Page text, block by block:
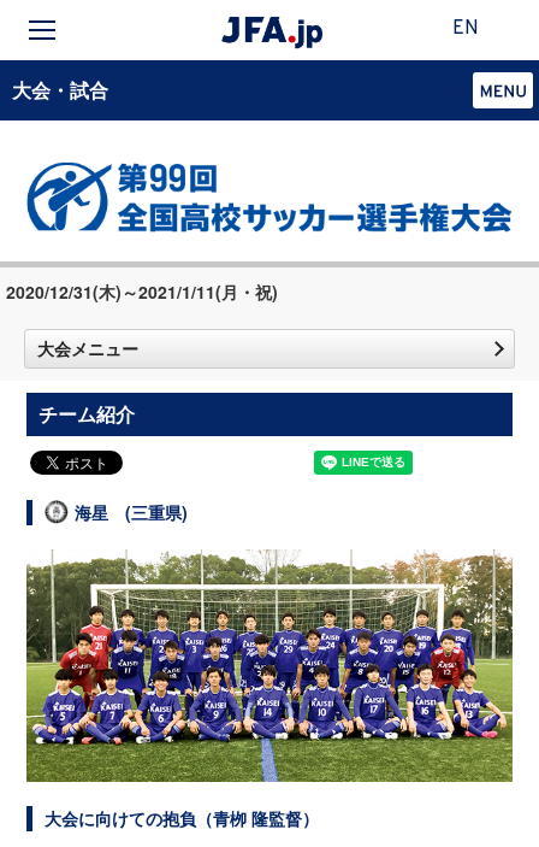
EN
大会・試合
2020/12/31(木)～2021/1/11(月・祝)
大会メニュー
チーム紹介
海星 (三重県)
大会に向けての抱負（青栁 隆監督）